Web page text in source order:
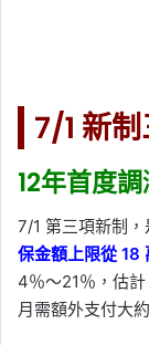
7/1 新
12年首度
7/1 第三項新制
保金額上限從
4％～21％，估
月需額外支付大